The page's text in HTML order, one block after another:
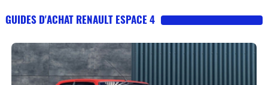
GUIDES D'ACHAT RENAULT ESPACE 4